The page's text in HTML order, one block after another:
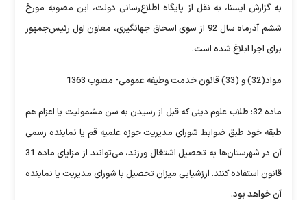
به گزارش ایسنا، به نقل از پایگاه اطلاع‌رسانی دولت، این مصوبه مورخ
ششم آذرماه سال 92 از سوی اسحاق جهانگیری، معاون اول رئیس‌جمهور
برای اجرا ابلاغ شده است.
مواد(32) و (33) قانون خدمت وظیفه عمومی- مصوب 1363
ماده 32: طلاب علوم دینی که قبل از رسیدن به سن مشمولیت یا اعزام هم
طبقه خود طبق ضوابط شورای مدیریت حوزه علمیه قم یا نماینده رسمی
آن در شهرستان‌ها به تحصیل اشتغال ورزند، می‌توانند از مزایای ماده 31
قانون استفاده کنند. ارزشیابی میزان تحصیل با شورای مدیریت یا نماینده
آن خواهد بود.